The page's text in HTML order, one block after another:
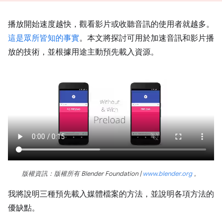
播放開始速度越快，觀看影片或收聽音訊的使用者就越多。
這是眾所皆知的事實。本文將探討可用於加速音訊和影片播
放的技術，並根據用途主動預先載入資源。
版權資訊：版權所有 Blender Foundation |www.blender.org。
我將說明三種預先載入媒體檔案的方法，並說明各項方法的
優缺點。